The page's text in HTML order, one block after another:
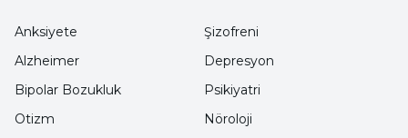
Anksiyete
Alzheimer
Bipolar Bozukluk
Otizm
Şizofreni
Depresyon
Psikiyatri
Nöroloji